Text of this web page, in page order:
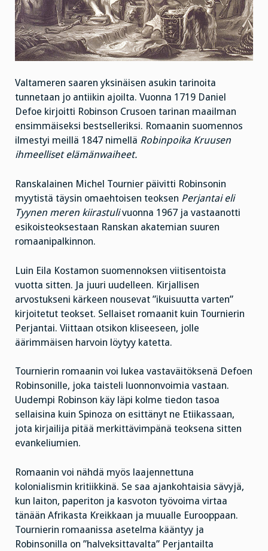
Valtameren saaren yksinäisen asukin tarinoita
tunnetaan jo antiikin ajoilta. Vuonna 1719 Daniel
Defoe kirjoitti Robinson Crusoen tarinan maailman
ensimmäiseksi bestselleriksi. Romaanin suomennos
ilmestyi meillä 1847 nimellä Robinpoika Kruusen
ihmeelliset elämänwaiheet.
Ranskalainen Michel Tournier päivitti Robinsonin
myytistä täysin omaehtoisen teoksen Perjantai eli
Tyynen meren kiirastulivuonna 1967 ja vastaanotti
esikoisteoksestaan Ranskan akatemian suuren
romaanipalkinnon.
Luin Eila Kostamon suomennoksen viitisentoista
vuotta sitten. Ja juuri uudelleen. Kirjallisen
arvostukseni kärkeen nousevat ”ikuisuutta varten”
kirjoitetut teokset. Sellaiset romaanit kuin Tournierin
Perjantai. Viittaan otsikon kliseeseen, jolle
äärimmäisen harvoin löytyy katetta.
Tournierin romaanin voi lukea vastaväitöksenä Defoen
Robinsonille, joka taisteli luonnonvoimia vastaan.
Uudempi Robinson käy läpi kolme tiedon tasoa
sellaisina kuin Spinoza on esittänyt ne Etiikassaan,
jota kirjailija pitää merkittävimpänä teoksena sitten
evankeliumien.
Romaanin voi nähdä myös laajennettuna
kolonialismin kritiikkinä. Se saa ajankohtaisia sävyjä,
kun laiton, paperiton ja kasvoton työvoima virtaa
tänään Afrikasta Kreikkaan ja muualle Eurooppaan.
Tournierin romaanissa asetelma kääntyy ja
Robinsonilla on ”halveksittavalta” Perjantailta